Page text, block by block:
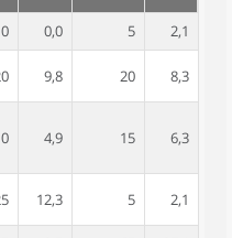
0 0,0 5
2,1
9,8 20 8,3
4,9 15 6,3
12,3 5 2,1